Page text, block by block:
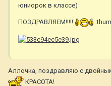
юниорок в классе)
ПОЗДРАВЛЯЕМ!!!!!
Аллочка, поздравляю с
КРАСОТА!